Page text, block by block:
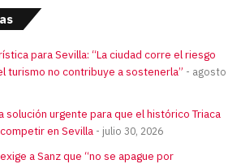
para Sevilla: “La ciudad corre el riesgo
turismo no contribuye a sostenerla”
agosto
solución urgente para que el histórico Triaca
en Sevilla
julio 30, 2026
a Sanz que “no se apague por